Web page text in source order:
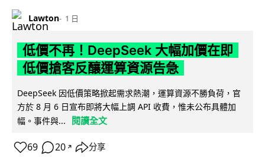
Lawton 1 日
低價不再！DeepSeek 大幅加價在即
低價搶客反釀運算資源告急
DeepSeek 因低價策略掀起需求熱潮，運算資源不勝負荷，官
方於 8 月 6 日宣布即將大幅上調 API 收費，惟未公布具體加
幅。事件與...
閱讀全文
69 20 ↗ 分享